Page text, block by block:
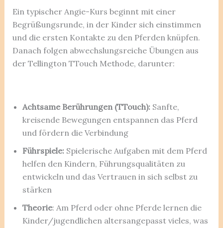
Ein typischer Angie-Kurs beginnt mit einer
Begrüßungsrunde, in der Kinder sich einstimmen
und die ersten Kontakte zu den Pferden knüpfen.
Danach folgen abwechslungsreiche Übungen aus
der Tellington TTouch Methode, darunter:
Achtsame Berührungen (TTouch):Sanfte,
kreisende Bewegungen entspannen das Pferd
und fördern die Verbindung
Führspiele:Spielerische Aufgaben mit dem Pferd
helfen den Kindern, Führungsqualitäten zu
entwickeln und das Vertrauen in sich selbst zu
stärken
Theorie: Am Pferd oder ohne Pferde lernen die
Kinder/jugendlichen altersangepasst vieles, was